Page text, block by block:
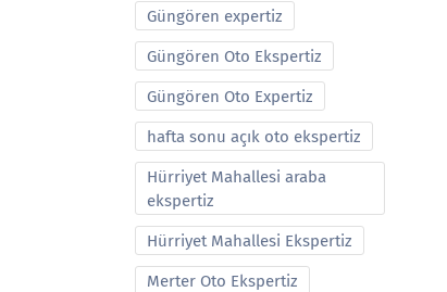
Güngören expertiz
Güngören Oto Ekspertiz
Güngören Oto Expertiz
hafta sonu açık oto ekspertiz
Hürriyet Mahallesi araba
ekspertiz
Hürriyet Mahallesi Ekspertiz
Merter Oto Ekspertiz